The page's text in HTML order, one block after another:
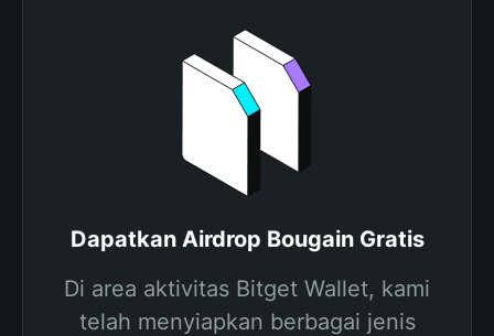
Dapatkan Airdrop Bougain Gratis
Di area aktivitas Bitget Wallet, kami
telah menyiapkan berbagai jenis